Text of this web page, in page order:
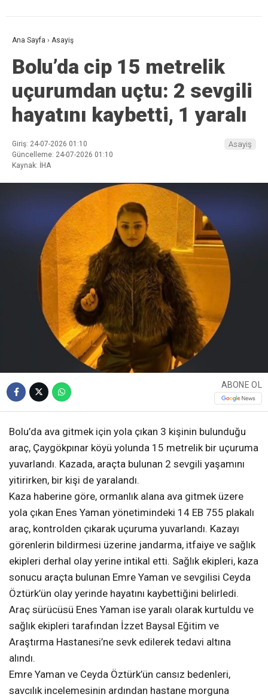
Ana Sayfa › Asayiş
Bolu’da cip 15 metrelik
uçurumdan uçtu: 2 sevgili
hayatını kaybetti, 1 yaralı
Giriş: 24-07-2026 01:10
Güncelleme: 24-07-2026 01:10
Kaynak: İHA
Asayiş
ABONE OL
Bolu’da ava gitmek için yola çıkan 3 kişinin bulunduğu
araç, Çaygökpınar köyü yolunda 15 metrelik bir uçuruma
yuvarlandı. Kazada, araçta bulunan 2 sevgili yaşamını
yitirirken, bir kişi de yaralandı.
Kaza haberine göre, ormanlık alana ava gitmek üzere
yola çıkan Enes Yaman yönetimindeki 14 EB 755 plakalı
araç, kontrolden çıkarak uçuruma yuvarlandı. Kazayı
görenlerin bildirmesi üzerine jandarma, itfaiye ve sağlık
ekipleri derhal olay yerine intikal etti. Sağlık ekipleri, kaza
sonucu araçta bulunan Emre Yaman ve sevgilisi Ceyda
Öztürk’ün olay yerinde hayatını kaybettiğini belirledi.
Araç sürücüsü Enes Yaman ise yaralı olarak kurtuldu ve
sağlık ekipleri tarafından İzzet Baysal Eğitim ve
Araştırma Hastanesi’ne sevk edilerek tedavi altına
alındı.
Emre Yaman ve Ceyda Öztürk’ün cansız bedenleri,
savcılık incelemesinin ardından hastane morguna